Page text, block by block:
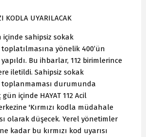
KODLA UYARILACAK
sahipsiz sokak
yönelik 400’ün
Bu ihbarlar, 112 birimlerince
iletildi. Sahipsiz sokak
toplanmaması durumunda
içinde HAYAT 112 Acil
'Kırmızı kodla müdahale
olarak düşecek. Yerel yönetimler
kadar bu kırmızı kod uyarısı